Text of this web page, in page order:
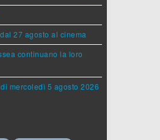
27 agosto al cinema
continuano la loro
mercoledì 5 agosto 2026